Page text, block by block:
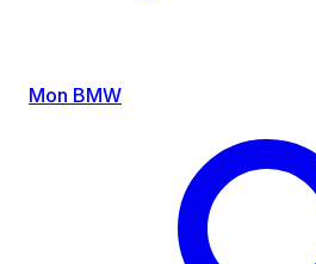
Mon BMW